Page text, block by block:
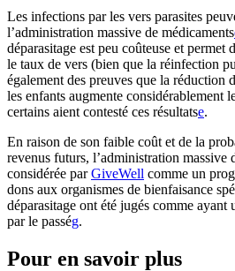
Les infections par les vers parasites
l’administration massive de médicaments⁠
déparasitage est peu coûteuse et permet
le taux de vers (bien que la réinfection
également des preuves que la réduction
les enfants augmente considérablement
certains aient contesté ces résultats⁠e.
En raison de son faible coût et de la
revenus futurs, l’administration massive
considérée parGiveWell comme un
dons aux organismes de bienfaisance
déparasitage ont été jugés comme ayant
par le passé⁠g.
Pour en savoir plus